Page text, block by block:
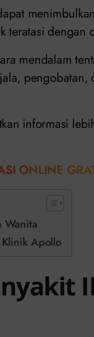
teratasi dengan
mendalam
pengobatan,
informasi
ONLINE
Wanita
Apollo